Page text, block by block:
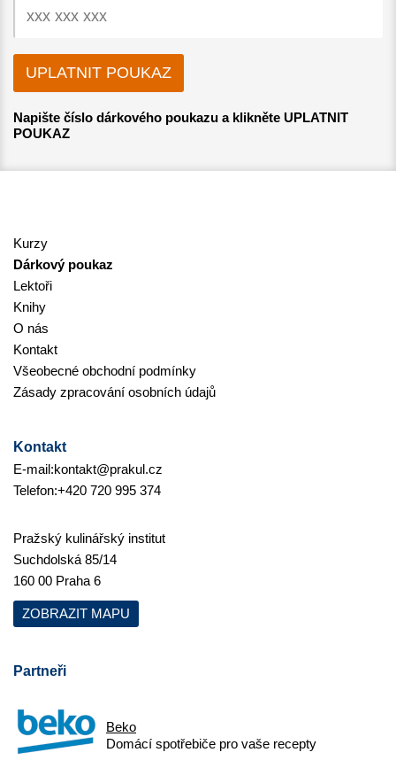
Napište číslo dárkového poukazu a klikněte UPLATNIT
POUKAZ
Kurzy
Dárkový poukaz
Lektoři
Knihy
O nás
Kontakt
Všeobecné obchodní podmínky
Zásady zpracování osobních údajů
Kontakt
E-mail:kontakt@prakul.cz
Telefon:+420 720 995 374
Pražský kulinářský institut
Suchdolská 85/14
160 00 Praha 6
ZOBRAZIT MAPU
Partneři
Beko
Domácí spotřebiče pro vaše recepty